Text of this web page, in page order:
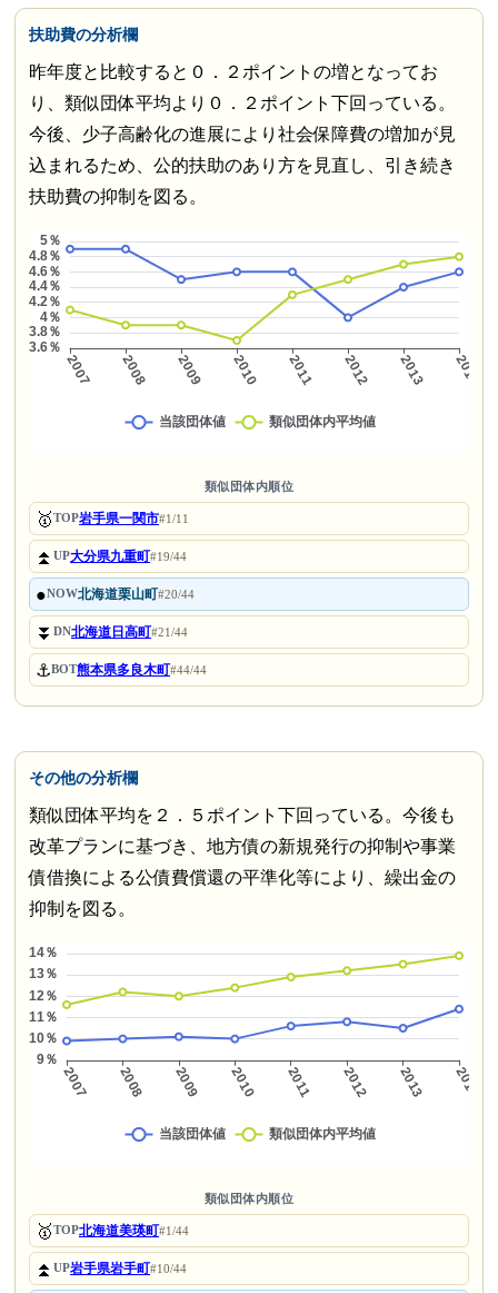
扶助費の分析欄
昨年度と比較すると０．２ポイントの増となってお
り、類似団体平均より０．２ポイント下回っている。
今後、少子高齢化の進展により社会保障費の増加が見
込まれるため、公的扶助のあり方を見直し、引き続き
扶助費の抑制を図る。
類似団体内順位
🥇TOP岩手県一関市#1/11
⏫UP大分県九重町#19/44
●NOW北海道栗山町#20/44
⏬DN北海道日高町#21/44
⚓BOT熊本県多良木町#44/44
その他の分析欄
類似団体平均を２．５ポイント下回っている。今後も
改革プランに基づき、地方債の新規発行の抑制や事業
債借換による公債費償還の平準化等により、繰出金の
抑制を図る。
類似団体内順位
🥇TOP北海道美瑛町#1/44
⏫UP岩手県岩手町#10/44